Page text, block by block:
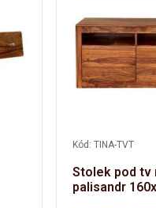
Kód: TINA-TVT
Stolek pod tv
palisandr